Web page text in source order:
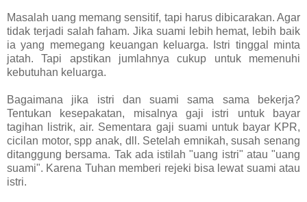
Masalah uang memang sensitif, tapi harus dibicarakan. Agar
tidak terjadi salah faham. Jika suami lebih hemat, lebih baik
ia yang memegang keuangan keluarga. Istri tinggal minta
jatah. Tapi apstikan jumlahnya cukup untuk memenuhi
kebutuhan keluarga.
Bagaimana jika istri dan suami sama sama bekerja?
Tentukan kesepakatan, misalnya gaji istri untuk bayar
tagihan listrik, air. Sementara gaji suami untuk bayar KPR,
cicilan motor, spp anak, dll. Setelah emnikah, susah senang
ditanggung bersama. Tak ada istilah "uang istri" atau "uang
suami". Karena Tuhan memberi rejeki bisa lewat suami atau
istri.